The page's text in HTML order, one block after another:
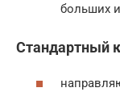
больших
Стандартный